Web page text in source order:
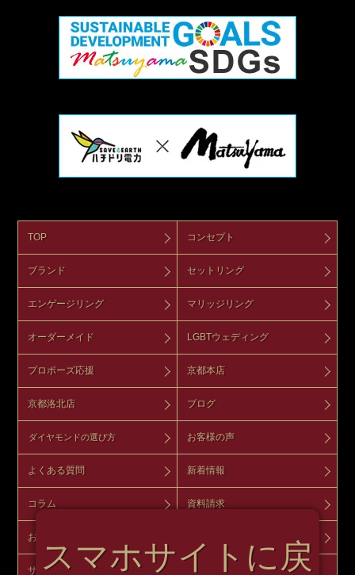
TOP コンセプト
ブランド セットリング
エンゲージリング マリッジリング
オーダーメイド LGBTウェディング
プロポーズ応援 京都本店
京都洛北店 ブログ
ダイヤモンドの選び方 お客様の声
よくある質問 新着情報
コラム 資料請求
お問い合わせ
サイトマップ オンラインショップ
スマホサイトに戻